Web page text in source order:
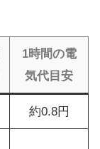
1時間の電
気代目安
約0.8円